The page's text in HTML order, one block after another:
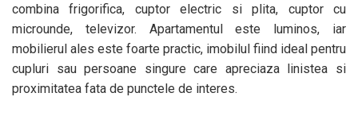
combina frigorifica, cuptor electric si plita, cuptor cu
microunde, televizor. Apartamentul este luminos, iar
mobilierul ales este foarte practic, imobilul fiind ideal pentru
cupluri sau persoane singure care apreciaza linistea si
proximitatea fata de punctele de interes.